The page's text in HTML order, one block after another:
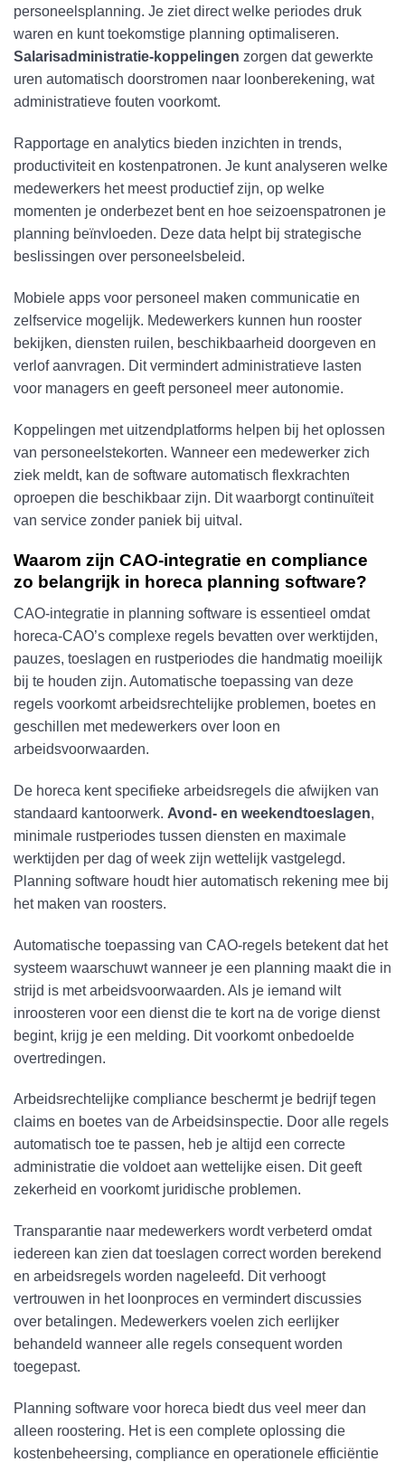
personeelsplanning. Je ziet direct welke periodes druk
waren en kunt toekomstige planning optimaliseren.
Salarisadministratie-koppelingen zorgen dat gewerkte
uren automatisch doorstromen naar loonberekening, wat
administratieve fouten voorkomt.
Rapportage en analytics bieden inzichten in trends,
productiviteit en kostenpatronen. Je kunt analyseren welke
medewerkers het meest productief zijn, op welke
momenten je onderbezet bent en hoe seizoenspatronen je
planning beïnvloeden. Deze data helpt bij strategische
beslissingen over personeelsbeleid.
Mobiele apps voor personeel maken communicatie en
zelfservice mogelijk. Medewerkers kunnen hun rooster
bekijken, diensten ruilen, beschikbaarheid doorgeven en
verlof aanvragen. Dit vermindert administratieve lasten
voor managers en geeft personeel meer autonomie.
Koppelingen met uitzendplatforms helpen bij het oplossen
van personeelstekorten. Wanneer een medewerker zich
ziek meldt, kan de software automatisch flexkrachten
oproepen die beschikbaar zijn. Dit waarborgt continuïteit
van service zonder paniek bij uitval.
Waarom zijn CAO-integratie en compliance
zo belangrijk in horeca planning software?
CAO-integratie in planning software is essentieel omdat
horeca-CAO’s complexe regels bevatten over werktijden,
pauzes, toeslagen en rustperiodes die handmatig moeilijk
bij te houden zijn. Automatische toepassing van deze
regels voorkomt arbeidsrechtelijke problemen, boetes en
geschillen met medewerkers over loon en
arbeidsvoorwaarden.
De horeca kent specifieke arbeidsregels die afwijken van
standaard kantoorwerk. Avond- en weekendtoeslagen,
minimale rustperiodes tussen diensten en maximale
werktijden per dag of week zijn wettelijk vastgelegd.
Planning software houdt hier automatisch rekening mee bij
het maken van roosters.
Automatische toepassing van CAO-regels betekent dat het
systeem waarschuwt wanneer je een planning maakt die in
strijd is met arbeidsvoorwaarden. Als je iemand wilt
inroosteren voor een dienst die te kort na de vorige dienst
begint, krijg je een melding. Dit voorkomt onbedoelde
overtredingen.
Arbeidsrechtelijke compliance beschermt je bedrijf tegen
claims en boetes van de Arbeidsinspectie. Door alle regels
automatisch toe te passen, heb je altijd een correcte
administratie die voldoet aan wettelijke eisen. Dit geeft
zekerheid en voorkomt juridische problemen.
Transparantie naar medewerkers wordt verbeterd omdat
iedereen kan zien dat toeslagen correct worden berekend
en arbeidsregels worden nageleefd. Dit verhoogt
vertrouwen in het loonproces en vermindert discussies
over betalingen. Medewerkers voelen zich eerlijker
behandeld wanneer alle regels consequent worden
toegepast.
Planning software voor horeca biedt dus veel meer dan
alleen roostering. Het is een complete oplossing die
kostenbeheersing, compliance en operationele efficiëntie